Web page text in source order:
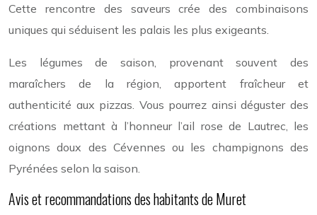
Cette rencontre des saveurs crée des combinaisons
uniques qui séduisent les palais les plus exigeants.
Les légumes de saison, provenant souvent des
maraîchers de la région, apportent fraîcheur et
authenticité aux pizzas. Vous pourrez ainsi déguster des
créations mettant à l’honneur l’ail rose de Lautrec, les
oignons doux des Cévennes ou les champignons des
Pyrénées selon la saison.
Avis et recommandations des habitants de Muret